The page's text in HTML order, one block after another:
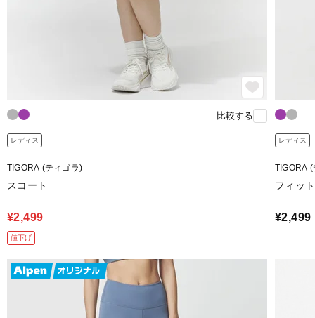
比較する
レディス
TIGORA (ティゴラ)
スコート
¥2,499
値下げ
レディス
TIGORA
フィッ
¥2,499